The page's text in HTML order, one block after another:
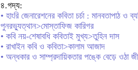
৪.গদ্য:
• হাংরি জেনারেশনের কবিতা চর্চা : মানবতাপাঠ ও
পুনরভ্যুত্থান>মোস্তাফিজ কারিগর
• কবি নয়-শেষাবধি কবিতাই মুখ্য>তুহিন দাস
• রাখাইন কবি ও কবিতা>কালাম আজাদ
• অন্ধকার ও সাম্প্রদায়িকতার পঙ্কে বেড়ে ওঠা